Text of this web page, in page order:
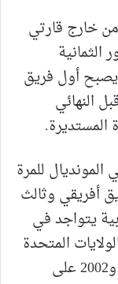
خارج قارتي
الثمانية
أن يصبح أول فريق
النهائي
المستديرة.
للمرة
أفريقي وثالث
يتواجد في
المتحدة
الأمريكية وكوريا الجنوبية عامي 1930 و2002 على